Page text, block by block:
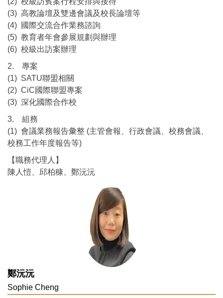
(3) 高教論壇及雙邊會議及校長論壇等
(4) 國際交流合作業務諮詢
(5) 教育者年會參展規劃與辦理
(6) 校級出訪案辦理
2. 專案
(1) SATU聯盟相關
(2) CiC國際聯盟專案
(3) 深化國際合作校
3. 組務
(1) 會議業務報告彙整 (主管會報、行政會議、校務會議、
校務工作年度報告等)
【職務代理人】
陳人愷、邱柏穅、鄭沅沅
鄭沅沅
Sophie Cheng